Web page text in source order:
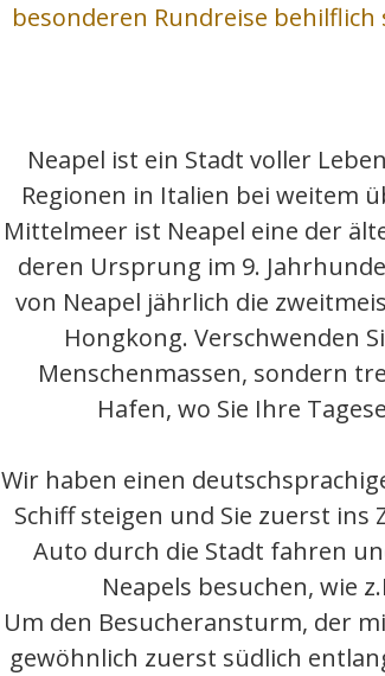
besonderen Rundreise behilflich
Neapel ist ein Stadt voller
Regionen in Italien bei weitem
Mittelmeer ist Neapel eine der
deren Ursprung im 9.
von Neapel jährlich die
Hongkong. Verschwenden
Menschenmassen, sondern
Hafen, wo Sie Ihre
Wir haben einen
Schiff steigen und Sie zuerst
Auto durch die Stadt fahren
Neapels besuchen, wie
Um den Besucheransturm, der
gewöhnlich zuerst südlich